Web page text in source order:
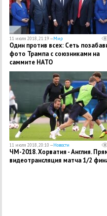
11 июля 2018, 21:19 —Мир
Один против всех: Сеть
фото Трампа с союзниками на
саммите НАТО
11 июля 2018, 20:10 —Новости
ЧМ-2018. Хорватия - Англия.
видеотрансляция матча 1/2